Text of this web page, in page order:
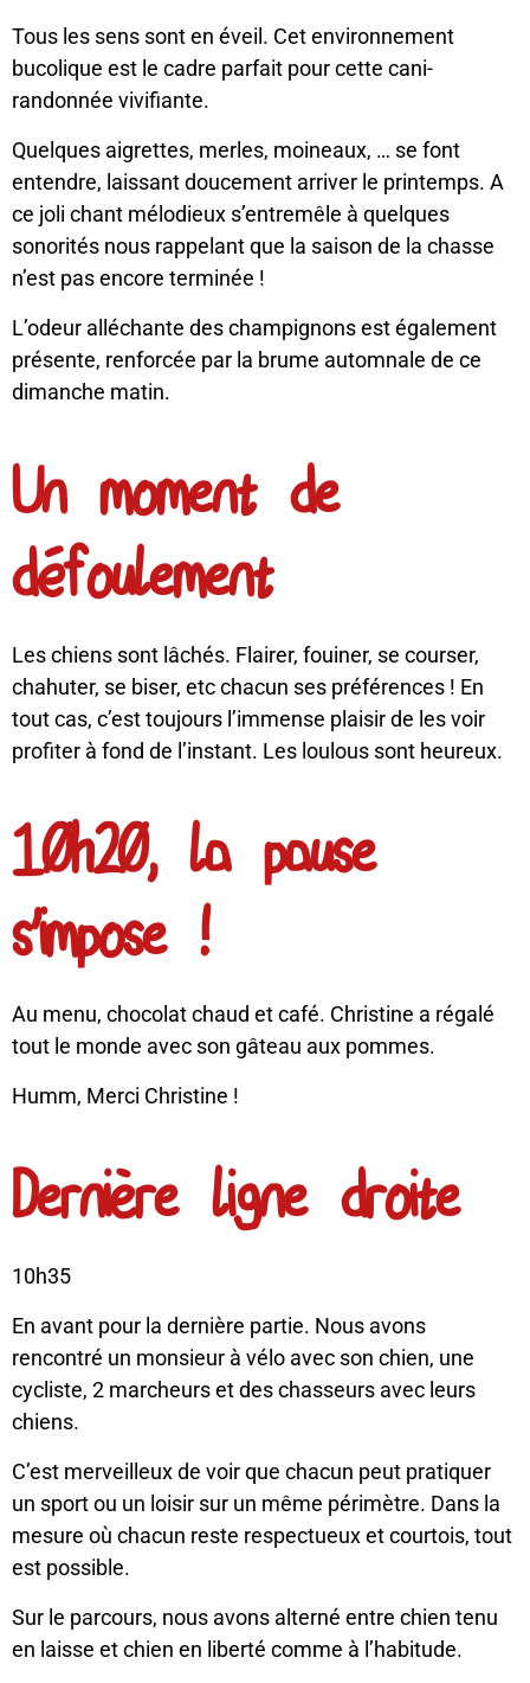
Tous les sens sont en éveil. Cet environnement
bucolique est le cadre parfait pour cette cani-
randonnée vivifiante.
Quelques aigrettes, merles, moineaux, … se font
entendre, laissant doucement arriver le printemps. A
ce joli chant mélodieux s’entremêle à quelques
sonorités nous rappelant que la saison de la chasse
n’est pas encore terminée !
L’odeur alléchante des champignons est également
présente, renforcée par la brume automnale de ce
dimanche matin.
Un moment de
défoulement
Les chiens sont lâchés. Flairer, fouiner, se courser,
chahuter, se biser, etc chacun ses préférences ! En
tout cas, c’est toujours l’immense plaisir de les voir
profiter à fond de l’instant. Les loulous sont heureux.
10h20, la pause
s'impose !
Au menu, chocolat chaud et café. Christine a régalé
tout le monde avec son gâteau aux pommes.
Humm, Merci Christine !
Dernière ligne droite
10h35
En avant pour la dernière partie. Nous avons
rencontré un monsieur à vélo avec son chien, une
cycliste, 2 marcheurs et des chasseurs avec leurs
chiens.
C’est merveilleux de voir que chacun peut pratiquer
un sport ou un loisir sur un même périmètre. Dans la
mesure où chacun reste respectueux et courtois, tout
est possible.
Sur le parcours, nous avons alterné entre chien tenu
en laisse et chien en liberté comme à l’habitude.